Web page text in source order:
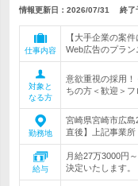
情報更新日：2026/07/31 終了
仕事内容
【大手企業の案
Web広告のプラン
対象と
なる方
意欲重視の採用
ちの方＜歓迎＞
勤務地
宮崎県宮崎市広
直後】上記事業所
給与
月給27万3000円
決定いたします